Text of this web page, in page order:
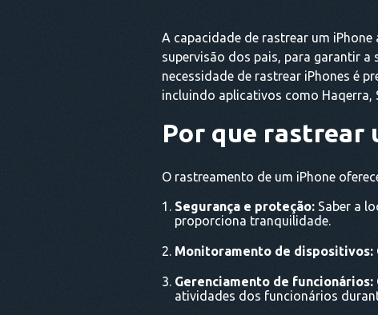
A capacidade de rastrear um
supervisão dos pais, para garantir
necessidade de rastrear iPhones é
incluindo aplicativos como Haqerra,
Por que rastrear
O rastreamento de um iPhone
Segurança e proteção: Saber a
proporciona tranquilidade.
Monitoramento de dispositivos:
Gerenciamento de funcionários:
atividades dos funcionários